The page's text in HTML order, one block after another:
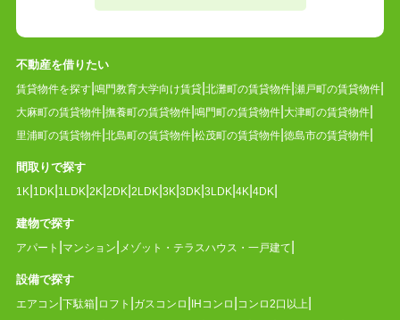
不動産を借りたい
賃貸物件を探す 鳴門教育大学向け賃貸 北灘町の賃貸物件 瀬戸町の賃貸物件
大麻町の賃貸物件 撫養町の賃貸物件 鳴門町の賃貸物件 大津町の賃貸物件
里浦町の賃貸物件 北島町の賃貸物件 松茂町の賃貸物件 徳島市の賃貸物件
間取りで探す
1K 1DK 1LDK 2K 2DK 2LDK 3K 3DK 3LDK 4K 4DK
建物で探す
アパート マンション メゾット・テラスハウス・一戸建て
設備で探す
エアコン 下駄箱 ロフト ガスコンロ IHコンロ コンロ2口以上